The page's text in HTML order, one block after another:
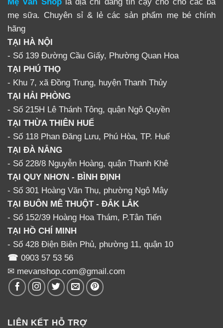
thuốc lợi sữa Mộc Tiên ra đời bao gồm hơn 10 vị thuốc quí,
được sáng chế và ứng dụng lâm sàng thành công bởi nhóm
các bác sĩ của viện Y Học Cổ Truyền TW. Và bài thuốc này
cũng đã được ứng dụng rộng rãi tại các bệnh viện lớn trên
toàn quốc.
Bài thuốc có tác dụng rõ rệt nhất là đối với phụ nữ sau
sinh: Bổ khí bổ huyết, Giảm căng thẳng mệt mỏi sau
sinh,Tăng chất và lượng sữa một cách an toàn.
CÔNG DỤNG CHÍNH CỦA LỢI SỮA MỘC
TIÊN
mẹ sữa. Chuyên sỉ & lẻ các sản phẩm mẹ bé chính
hãng
TẠI HÀ NỘI
- Số 139 Đường Cầu Giấy, Phường Quan Hoa
TẠI PHÚ THỌ
- Khu 7, xã Đồng Trung, huyện Thanh Thủy
TẠI HẢI PHÒNG
- Số 215H Lê Thánh Tông, quận Ngô Quyền
TẠI THỪA THIÊN HUẾ
- Số 118 Phan Đăng Lưu, Phú Hòa, TP. Huế
TẠI ĐÀ NẴNG
- Số 228/8 Nguyễn Hoàng, quận Thanh Khê
TẠI QUY NHƠN - BÌNH ĐỊNH
- Số 301 Hoàng Văn Thụ, phường Ngô Mây
TẠI BUÔN MÊ THUỘT - ĐẮK LẮK
- Số 152/39 Hoàng Hoa Thám, P.Tân Tiến
TẠI HỒ CHÍ MINH
- Số 428 Điện Biên Phủ, phường 11, quận 10
☎ 0903 57 53 56
✉ mevanshop.com@gmail.com
LIÊN KẾT HỖ TRỢ